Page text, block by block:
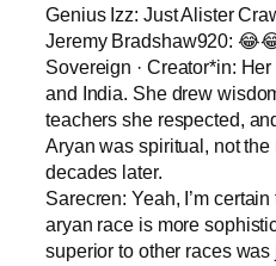
Genius Izz: Just Alister
Jeremy Bradshaw920:
Sovereign · Creator*in:
and India. She drew
teachers she respected,
Aryan was spiritual, not
decades later.
Sarecren: Yeah, I’m
aryan race is more
superior to other races